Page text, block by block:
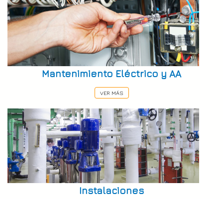
Mantenimiento Eléctrico y AA
VER MÁS
Instalaciones